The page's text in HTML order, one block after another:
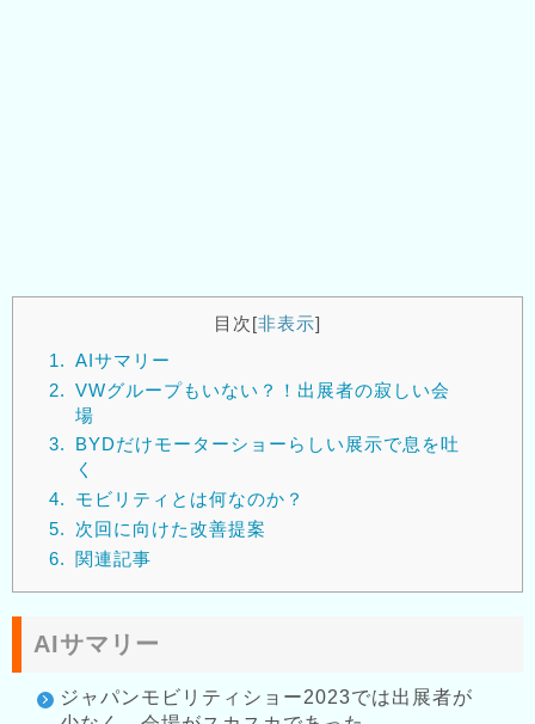
目次[非表示]
1. AIサマリー
2. VWグループもいない？！出展者の寂しい会
場
3.
BYDだけモーターショーらしい展示で息を吐
く
4.
モビリティとは何なのか？
5.
次回に向けた改善提案
6.
関連記事
AIサマリー
ジャパンモビリティショー2023では出展者が